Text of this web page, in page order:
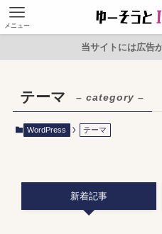
メニュー
当サイトには広告
テーマ – category –
WordPress テーマ
新着記事